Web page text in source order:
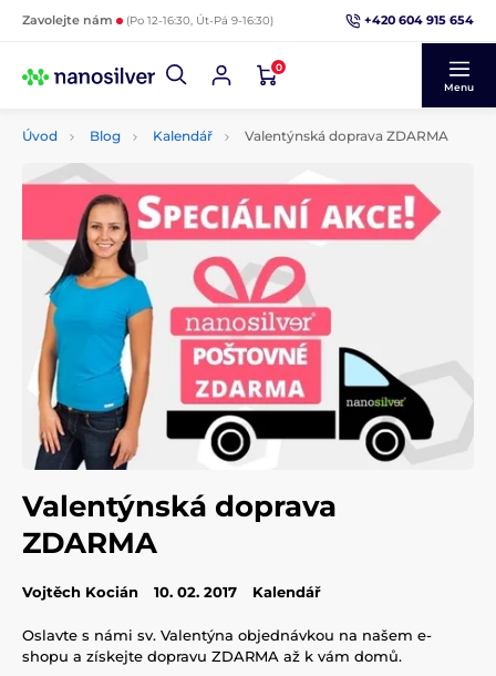
Zavolejte nám (Po 12-16:30, Út-Pá 9-16:30) +420 604 915 654
0
Menu
Úvod Blog Kalendář Valentýnská doprava ZDARMA
Valentýnská doprava
ZDARMA
Vojtěch Kocián 10. 02. 2017 Kalendář
Oslavte s námi sv. Valentýna objednávkou na našem e-
shopu a získejte dopravu ZDARMA až k vám domů.